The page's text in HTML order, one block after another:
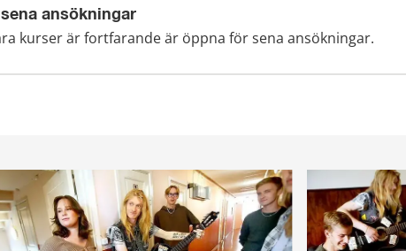
ansökningar
kurser är fortfarande är öppna för sena ansökningar.